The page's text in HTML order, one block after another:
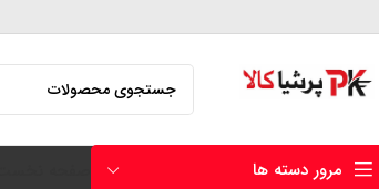
مرور دسته ها